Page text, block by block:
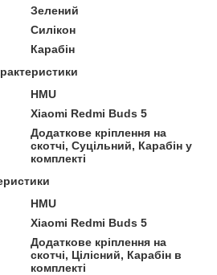
Зелений
Силікон
Карабін
HMU
Xiaomi Redmi Buds 5
Додаткове кріплення на
скотчі, Суцільний, Карабін у
комплекті
HMU
Xiaomi Redmi Buds 5
Додаткове кріплення на
скотчі, Цілісний, Карабін в
комплекті